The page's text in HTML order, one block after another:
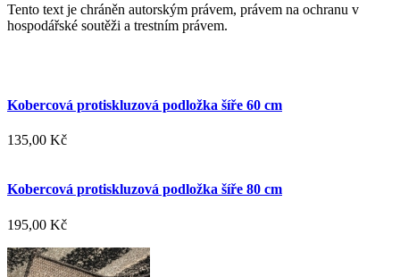
Tento text je chráněn autorským právem, právem na ochranu v
hospodářské soutěži a trestním právem.
Kobercová protiskluzová podložka šíře 60 cm
135,00 Kč
Kobercová protiskluzová podložka šíře 80 cm
195,00 Kč